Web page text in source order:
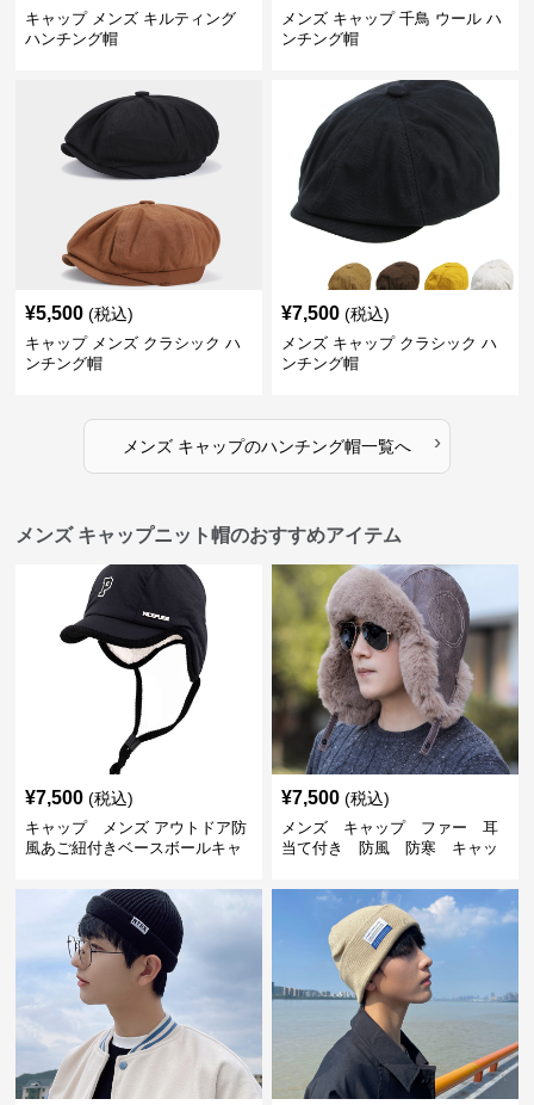
キャップ メンズ キルティング
ハンチング帽
メンズ キャップ 千鳥 ウール ハ
ンチング帽
¥5,500 (税込)
キャップ メンズ クラシック ハ
ンチング帽
¥7,500 (税込)
メンズ キャップ クラシック ハ
ンチング帽
メンズ キャップのハンチング帽一覧へ ›
メンズ キャップニット帽のおすすめアイテム
¥7,500 (税込)
キャップ メンズ アウトドア防
風あご紐付きベースボールキャ
¥7,500 (税込)
メンズ キャップ ファー 耳
当て付き 防風 防寒 キャッ